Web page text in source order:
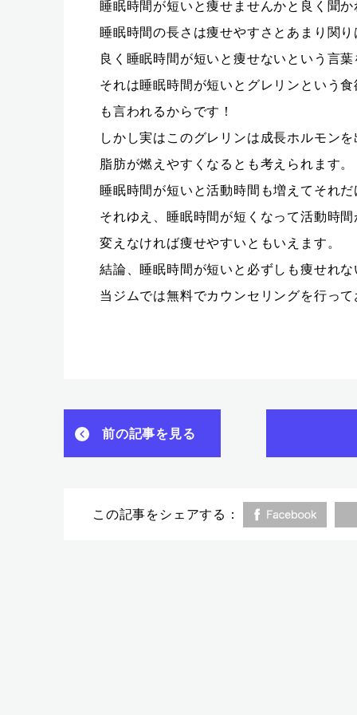
睡眠時間が短いと痩せませんかと良く聞
睡眠時間の長さは痩せやすさとあまり関
良く睡眠時間が短いと痩せないという言
それは睡眠時間が短いとグレリンという
も言われるからです！
しかし実はこのグレリンは成長ホルモン
脂肪が燃えやすくなるとも考えられます。
睡眠時間が短いと活動時間も増えてそれ
それゆえ、睡眠時間が短くなって活動時
変えなければ痩せやすいともいえます。
結論、睡眠時間が短いと必ずしも痩せれ
当ジムでは無料でカウンセリングを行っ
前の記事を見る
この記事をシェアする：